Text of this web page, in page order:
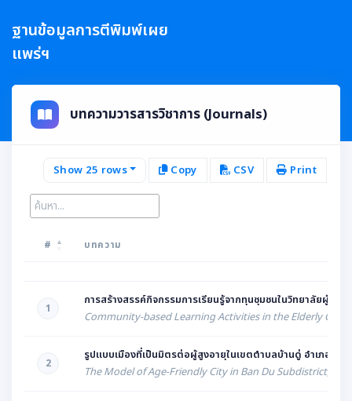
ฐานข้อมูลการตีพิมพ์เผย
แพร่ฯ
บทความวารสารวิชาการ (Journals)
Show 25 rows Copy CSV Print
# บทความ
1
การสร้างสรรค์กิจกรรมการเรียนรู้จากทุนชุมชนในวิทยาลัยผู้สูงอ
Community-based Learning Activities in the Elderly
2
รูปแบบเมืองที่เป็นมิตรต่อผู้สูงอายุในเขตตำบลบ้านดู่ อำเภอเมือ
The Model of Age-Friendly City in Ban Du Subdistrict,